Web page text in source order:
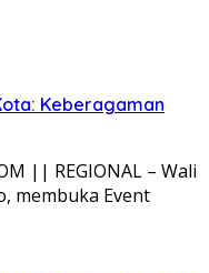
Keberagaman
|| REGIONAL – Wali
membuka Event